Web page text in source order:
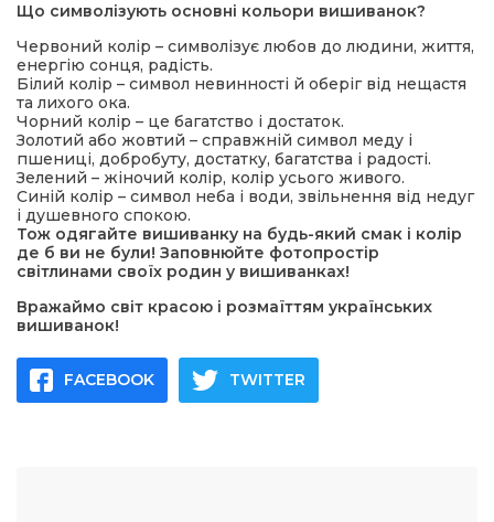
Що символізують основні кольори вишиванок?
Червоний колір – символізує любов до людини, життя,
енергію сонця, радість.
Білий колір – символ невинності й оберіг від нещастя
та лихого ока.
Чорний колір – це багатство і достаток.
Золотий або жовтий – справжній символ меду і
пшениці, добробуту, достатку, багатства і радості.
Зелений – жіночий колір, колір усього живого.
Синій колір – символ неба і води, звільнення від недуг
і душевного спокою.
Тож одягайте вишиванку на будь-який смак і колір
де б ви не були! Заповнюйте фотопростір
світлинами своїх родин у вишиванках!
Вражаймо світ красою і розмаїттям українських
вишиванок!
FACEBOOK TWITTER